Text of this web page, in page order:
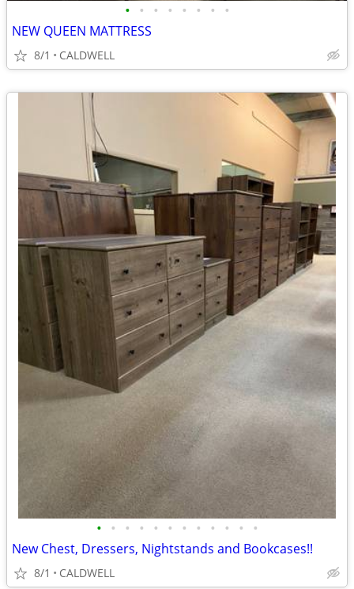
• • • • • • • •
NEW QUEEN MATTRESS
8/1 CALDWELL
• • • • • • • • • • • •
New Chest, Dressers, Nightstands and Bookcases!!
8/1 CALDWELL